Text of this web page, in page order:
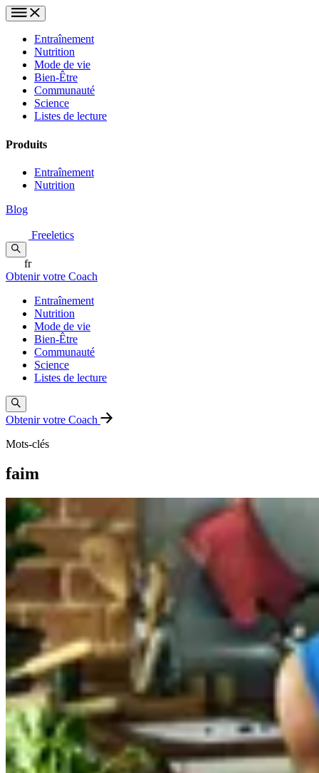
Entraînement
Nutrition
Mode de vie
Bien-Être
Communauté
Science
Listes de lecture
Produits
Entraînement
Nutrition
Blog
Freeletics
fr
Obtenir votre Coach
Entraînement
Nutrition
Mode de vie
Bien-Être
Communauté
Science
Listes de lecture
Obtenir votre Coach
Mots-clés
faim